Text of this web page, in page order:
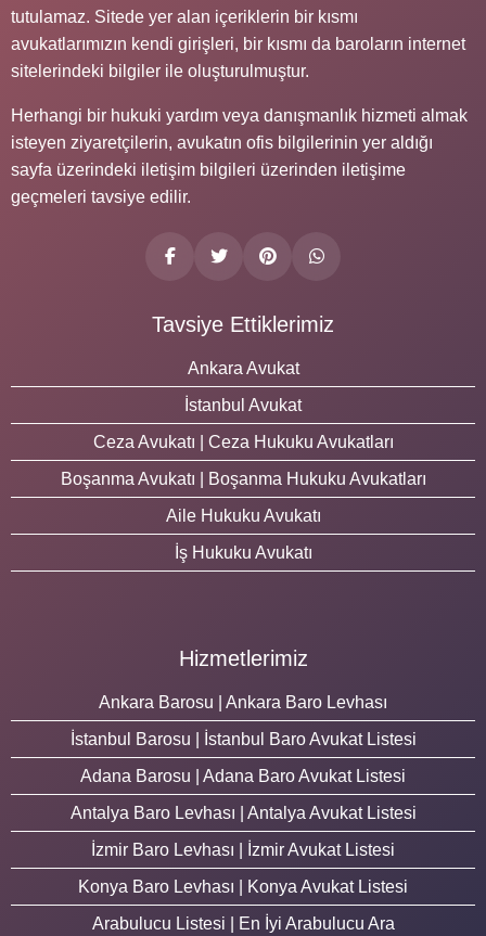
tutulamaz. Sitede yer alan içeriklerin bir kısmı
avukatlarımızın kendi girişleri, bir kısmı da baroların internet
sitelerindeki bilgiler ile oluşturulmuştur.
Herhangi bir hukuki yardım veya danışmanlık hizmeti almak
isteyen ziyaretçilerin, avukatın ofis bilgilerinin yer aldığı
sayfa üzerindeki iletişim bilgileri üzerinden iletişime
geçmeleri tavsiye edilir.
Tavsiye Ettiklerimiz
Ankara Avukat
İstanbul Avukat
Ceza Avukatı | Ceza Hukuku Avukatları
Boşanma Avukatı | Boşanma Hukuku Avukatları
Aile Hukuku Avukatı
İş Hukuku Avukatı
Hizmetlerimiz
Ankara Barosu | Ankara Baro Levhası
İstanbul Barosu | İstanbul Baro Avukat Listesi
Adana Barosu | Adana Baro Avukat Listesi
Antalya Baro Levhası | Antalya Avukat Listesi
İzmir Baro Levhası | İzmir Avukat Listesi
Konya Baro Levhası | Konya Avukat Listesi
Arabulucu Listesi | En İyi Arabulucu Ara